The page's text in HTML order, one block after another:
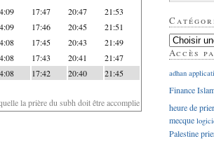
17:47 20:47 21:53
17:46 20:45 21:51
17:45 20:43 21:49
17:43 20:41 21:47
17:42 20:40 21:45
la prière du subh doit être accomplie
Accès
adhan
Finance
heure de
mecque
Palestine